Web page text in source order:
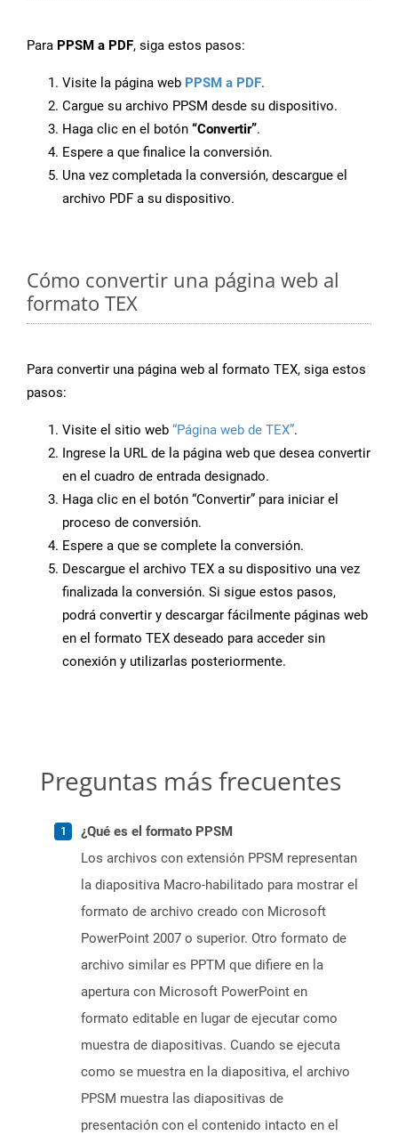
Para PPSM a PDF, siga estos pasos:
Visite la página web PPSM a PDF.
Cargue su archivo PPSM desde su dispositivo.
Haga clic en el botón “Convertir”.
Espere a que finalice la conversión.
Una vez completada la conversión, descargue el
archivo PDF a su dispositivo.
Cómo convertir una página web al
formato TEX
Para convertir una página web al formato TEX, siga estos
pasos:
Visite el sitio web “Página web de TEX”.
Ingrese la URL de la página web que desea convertir
en el cuadro de entrada designado.
Haga clic en el botón “Convertir” para iniciar el
proceso de conversión.
Espere a que se complete la conversión.
Descargue el archivo TEX a su dispositivo una vez
finalizada la conversión. Si sigue estos pasos,
podrá convertir y descargar fácilmente páginas web
en el formato TEX deseado para acceder sin
conexión y utilizarlas posteriormente.
Preguntas más frecuentes
¿Qué es el formato PPSM
Los archivos con extensión PPSM representan
la diapositiva Macro-habilitado para mostrar el
formato de archivo creado con Microsoft
PowerPoint 2007 o superior. Otro formato de
archivo similar es PPTM que difiere en la
apertura con Microsoft PowerPoint en
formato editable en lugar de ejecutar como
muestra de diapositivas. Cuando se ejecuta
como se muestra en la diapositiva, el archivo
PPSM muestra las diapositivas de
presentación con el contenido intacto en el